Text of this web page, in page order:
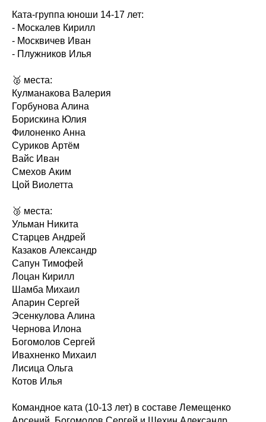
Ката-группа юноши 14-17 лет:
- Москалев Кирилл
- Москвичев Иван
- Плужников Илья
🥈 места:
Кулманакова Валерия
Горбунова Алина
Борискина Юлия
Филоненко Анна
Суриков Артём
Вайс Иван
Смехов Аким
Цой Виолетта
🥉 места:
Ульман Никита
Старцев Андрей
Казаков Александр
Сапун Тимофей
Лоцан Кирилл
Шамба Михаил
Апарин Сергей
Эсенкулова Алина
Чернова Илона
Богомолов Сергей
Ивахненко Михаил
Лисица Ольга
Котов Илья
Командное ката (10-13 лет) в составе Лемещенко